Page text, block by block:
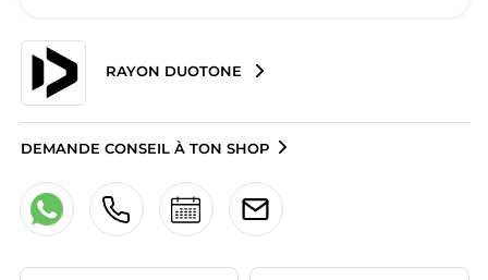
RAYON DUOTONE
DEMANDE CONSEIL À TON SHOP